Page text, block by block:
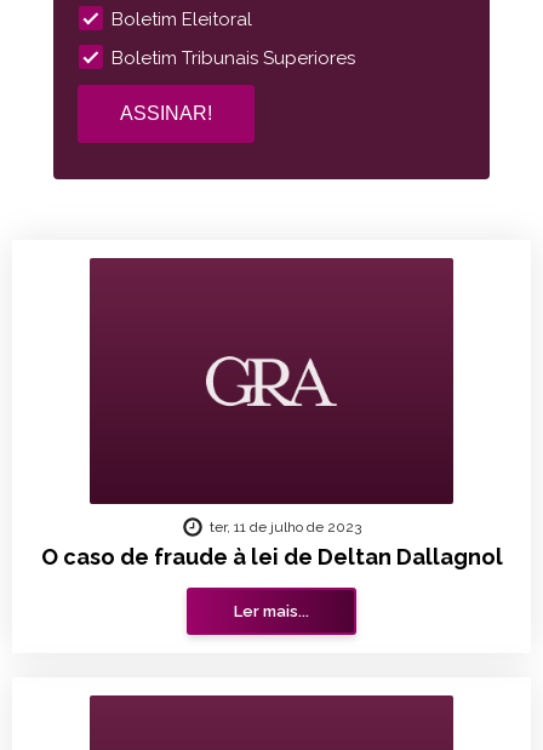
O caso de fraude à lei de Deltan Dallagnol
ter, 11 de julho de 2023
Ler mais...
Boletim Eleitoral
Boletim Tribunais Superiores